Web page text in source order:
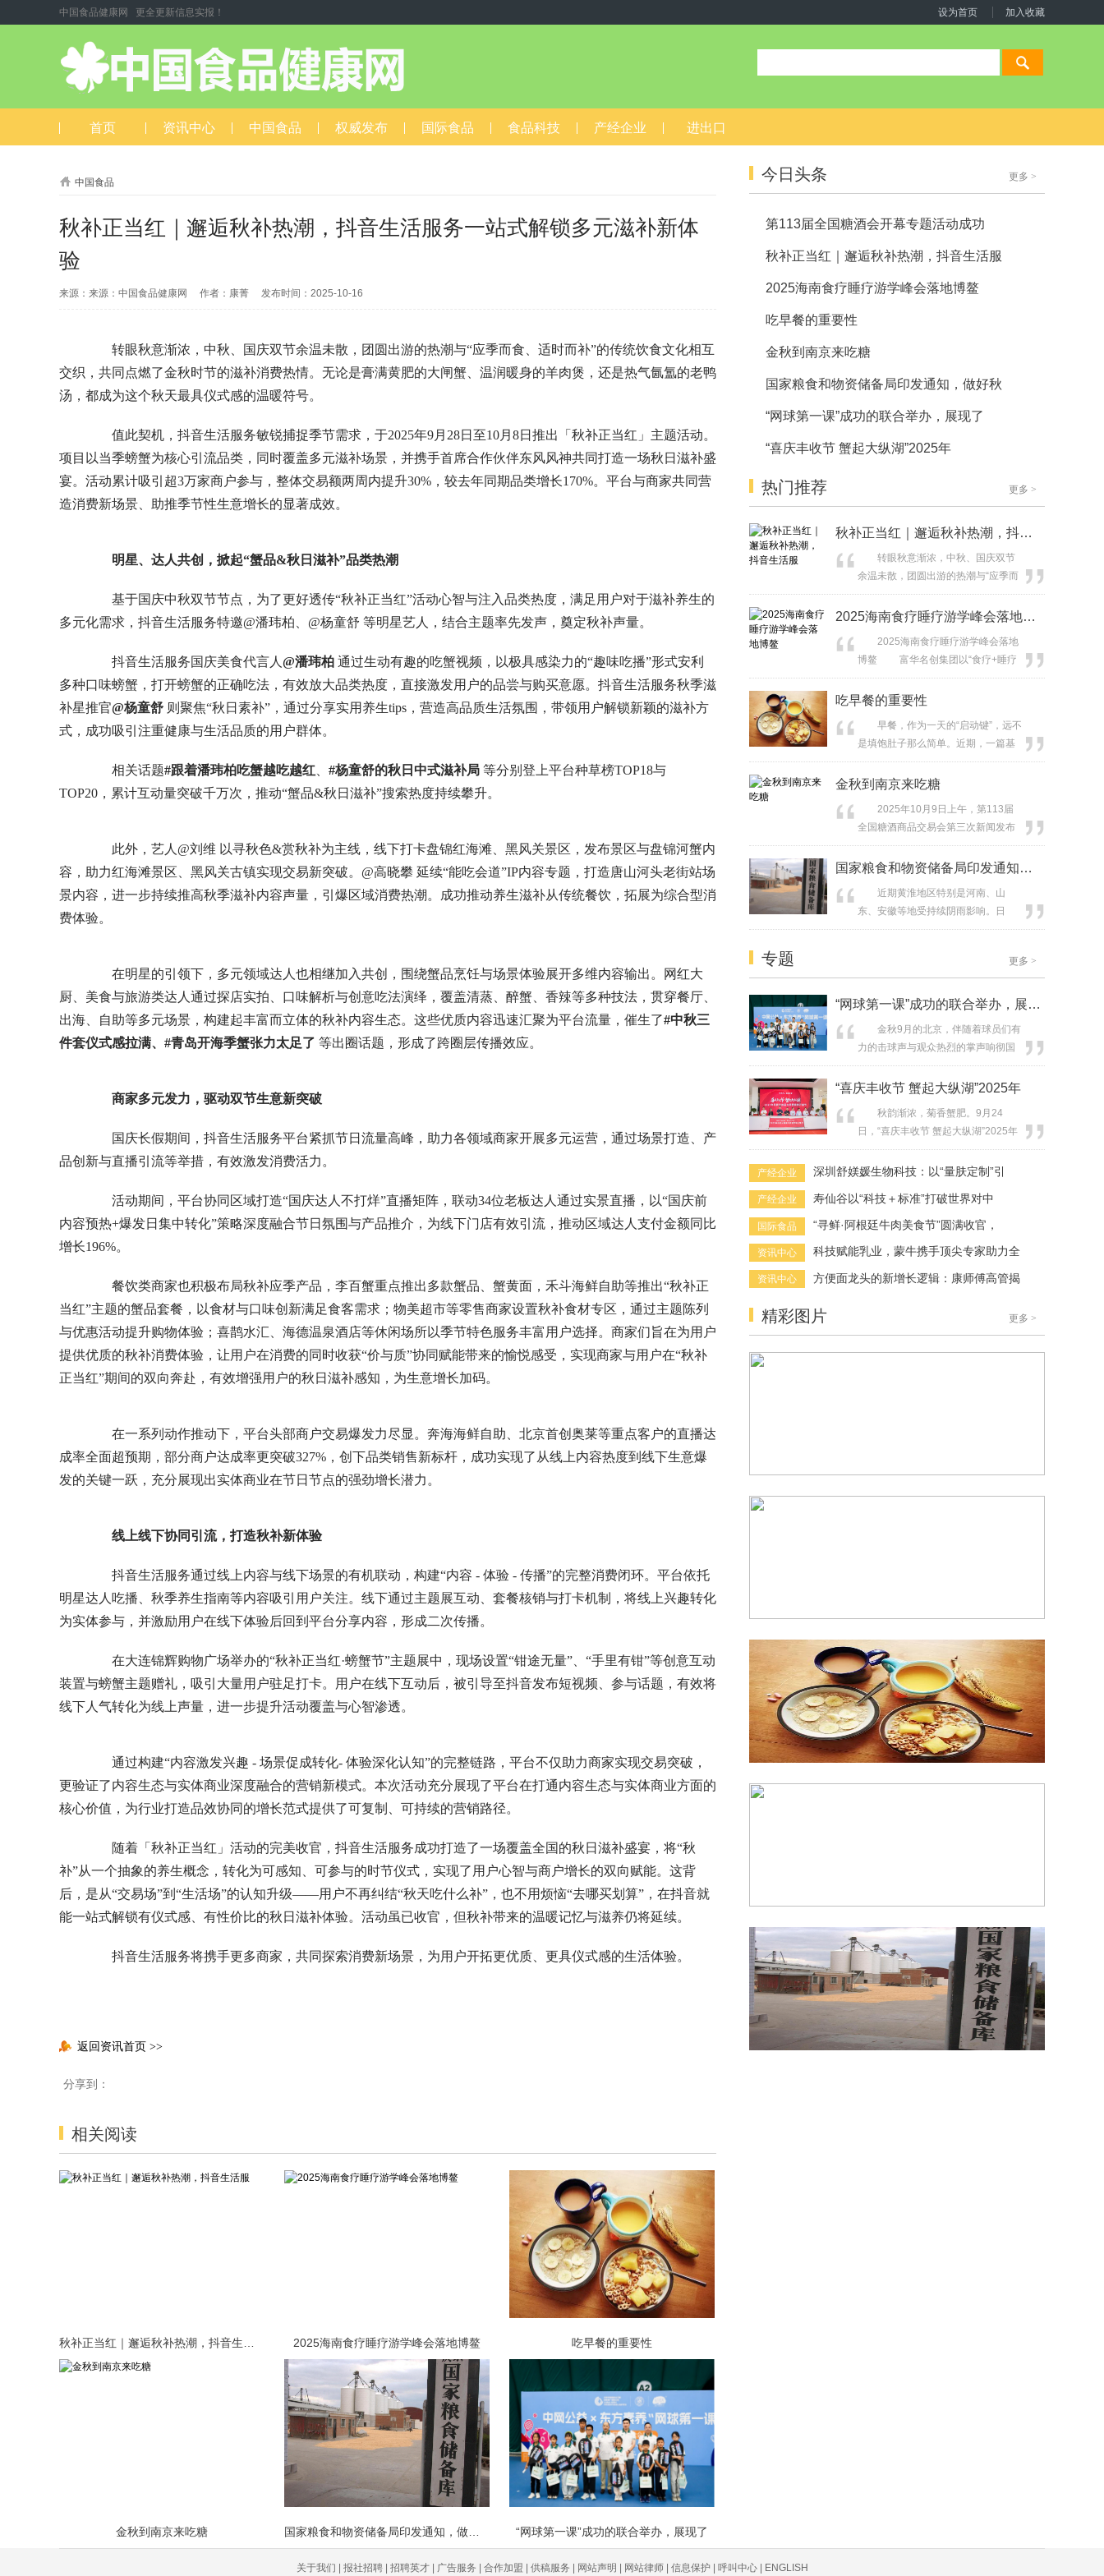
中国食品健康网 更全更新信息实报！ 设为首页 加入收藏
首页 资讯中心 中国食品 权威发布 国际食品 食品科技 产经企业 进出口
中国食品
秋补正当红｜邂逅秋补热潮，抖音生活服务一站式解锁多元滋补新体
验
来源：来源：中国食品健康网 作者：康菁 发布时间：2025-10-16
转眼秋意渐浓，中秋、国庆双节余温未散，团圆出游的热潮与“应季而食、适时而补”的传统饮食文化相互
交织，共同点燃了金秋时节的滋补消费热情。无论是膏满黄肥的大闸蟹、温润暖身的羊肉煲，还是热气氤氲的老鸭
汤，都成为这个秋天最具仪式感的温暖符号。
值此契机，抖音生活服务敏锐捕捉季节需求，于2025年9月28日至10月8日推出「秋补正当红」主题活动。
项目以当季螃蟹为核心引流品类，同时覆盖多元滋补场景，并携手首席合作伙伴东风风神共同打造一场秋日滋补盛
宴。活动累计吸引超3万家商户参与，整体交易额两周内提升30%，较去年同期品类增长170%。平台与商家共同营
造消费新场景、助推季节性生意增长的显著成效。
明星、达人共创，掀起“蟹品&秋日滋补”品类热潮
基于国庆中秋双节节点，为了更好透传“秋补正当红”活动心智与注入品类热度，满足用户对于滋补养生的
多元化需求，抖音生活服务特邀@潘玮柏、@杨童舒 等明星艺人，结合主题率先发声，奠定秋补声量。
抖音生活服务国庆美食代言人 @潘玮柏 通过生动有趣的吃蟹视频，以极具感染力的“趣味吃播”形式安利
多种口味螃蟹，打开螃蟹的正确吃法，有效放大品类热度，直接激发用户的品尝与购买意愿。抖音生活服务秋季滋
补星推官@杨童舒 则聚焦“秋日素补”，通过分享实用养生tips，营造高品质生活氛围，带领用户解锁新颖的滋补方
式，成功吸引注重健康与生活品质的用户群体。
相关话题#跟着潘玮柏吃蟹越吃越红 #杨童舒的秋日中式滋补局 等分别登上平台种草榜TOP18与
TOP20，累计互动量突破千万次，推动“蟹品&秋日滋补”搜索热度持续攀升。
此外，艺人@刘维 以寻秋色&赏秋补为主线，线下打卡盘锦红海滩、黑风关景区，发布景区与盘锦河蟹内
容，助力红海滩景区、黑风关古镇实现交易新突破。@高晓攀 延续“能吃会道”IP内容专题，打造唐山河头老街站场
景内容，进一步持续推高秋季滋补内容声量，引爆区域消费热潮。成功推动养生滋补从传统餐饮，拓展为综合型消
费体验。
在明星的引领下，多元领域达人也相继加入共创，围绕蟹品烹饪与场景体验展开多维内容输出。网红大
厨、美食与旅游类达人通过探店实拍、口味解析与创意吃法演绎，覆盖清蒸、醉蟹、香辣等多种技法，贯穿餐厅、
出海、自助等多元场景，构建起丰富而立体的秋补内容生态。这些优质内容迅速汇聚为平台流量，催生了#中秋三
件套仪式感拉满、#青岛开海季蟹张力太足了 等出圈话题，形成了跨圈层传播效应。
商家多元发力，驱动双节生意新突破
国庆长假期间，抖音生活服务平台紧抓节日流量高峰，助力各领域商家开展多元运营，通过场景打造、产
品创新与直播引流等举措，有效激发消费活力。
活动期间，平台协同区域打造“国庆达人不打烊”直播矩阵，联动34位老板达人通过实景直播，以“国庆前
内容预热+爆发日集中转化”策略深度融合节日氛围与产品推介，为线下门店有效引流，推动区域达人支付金额同比
增长196%。
餐饮类商家也积极布局秋补应季产品，李百蟹重点推出多款蟹品、蟹黄面，禾斗海鲜自助等推出“秋补正
当红”主题的蟹品套餐，以食材与口味创新满足食客需求；物美超市等零售商家设置秋补食材专区，通过主题陈列
与优惠活动提升购物体验；喜鹊水汇、海德温泉酒店等休闲场所以季节特色服务丰富用户选择。商家们旨在为用户
提供优质的秋补消费体验，让用户在消费的同时收获“价与质”协同赋能带来的愉悦感受，实现商家与用户在“秋补
正当红”期间的双向奔赴，有效增强用户的秋日滋补感知，为生意增长加码。
在一系列动作推动下，平台头部商户交易爆发力尽显。奔海海鲜自助、北京首创奥莱等重点客户的直播达
成率全面超预期，部分商户达成率更突破327%，创下品类销售新标杆，成功实现了从线上内容热度到线下生意爆
发的关键一跃，充分展现出实体商业在节日节点的强劲增长潜力。
线上线下协同引流，打造秋补新体验
抖音生活服务通过线上内容与线下场景的有机联动，构建“内容 - 体验 - 传播”的完整消费闭环。平台依托
明星达人吃播、秋季养生指南等内容吸引用户关注。线下通过主题展互动、套餐核销与打卡机制，将线上兴趣转化
为实体参与，并激励用户在线下体验后回到平台分享内容，形成二次传播。
在大连锦辉购物广场举办的“秋补正当红·螃蟹节”主题展中，现场设置“钳途无量”、“手里有钳”等创意互动
装置与螃蟹主题赠礼，吸引大量用户驻足打卡。用户在线下互动后，被引导至抖音发布短视频、参与话题，有效将
线下人气转化为线上声量，进一步提升活动覆盖与心智渗透。
通过构建“内容激发兴趣 - 场景促成转化- 体验深化认知”的完整链路，平台不仅助力商家实现交易突破，
更验证了内容生态与实体商业深度融合的营销新模式。本次活动充分展现了平台在打通内容生态与实体商业方面的
核心价值，为行业打造品效协同的增长范式提供了可复制、可持续的营销路径。
随着「秋补正当红」活动的完美收官，抖音生活服务成功打造了一场覆盖全国的秋日滋补盛宴，将“秋
补”从一个抽象的养生概念，转化为可感知、可参与的时节仪式，实现了用户心智与商户增长的双向赋能。这背
后，是从“交易场”到“生活场”的认知升级——用户不再纠结“秋天吃什么补”，也不用烦恼“去哪买划算”，在抖音就
能一站式解锁有仪式感、有性价比的秋日滋补体验。活动虽已收官，但秋补带来的温暖记忆与滋养仍将延续。
抖音生活服务将携手更多商家，共同探索消费新场景，为用户开拓更优质、更具仪式感的生活体验。
返回资讯首页 >>
分享到：
相关阅读
2025海南食疗睡疗游学峰会落地博鳌 吃早餐的重要性
金秋到南京来吃糖 “网球第一课”成功的联合举办，展现了
今日头条 更多 >
第113届全国糖酒会开幕专题活动成功
秋补正当红｜邂逅秋补热潮，抖音生活服
2025海南食疗睡疗游学峰会落地博鳌
吃早餐的重要性
金秋到南京来吃糖
国家粮食和物资储备局印发通知，做好秋
“网球第一课”成功的联合举办，展现了
“喜庆丰收节 蟹起大纵湖”2025年
热门推荐 更多 >
秋补正当红｜邂逅秋补热潮，抖音生活服
转眼秋意渐浓，中秋、国庆双节
余温未散，团圆出游的热潮与“应季而
食、适时而补”的传统饮食文化相互交
织，共同点燃了金秋时节的滋补消费
润暖身的羊肉煲，还是热气氤氲的老
鸭汤，都成为这个秋天最具仪式感的
服务敏锐捕捉季节需求，于2025年9
2025海南食疗睡疗游学峰会落地博鳌
2025海南食疗睡疗游学峰会落地
博鳌 富华名创集团以“食疗+睡疗
+心灵疗愈”构建健康新生态 2025
年10月29-31日，富华名创集团食疗
会议中心启幕，本次峰会在“中药遇见
AI睡眠”核心主题基础上，创新融入心
眠、心灵疗愈养心...
吃早餐的重要性
早餐，作为一天的“启动键”，远不
是填饱肚子那么简单。近期，一篇基
于英国曼彻斯特大学纵向认知老龄化
的观察性研究，探讨了老年人进餐时
和死亡率之间的关系，首次系统指
出，早餐时间每推迟1小时，长期全因
学在老年健康干预中的应用提供了重
要实...
金秋到南京来吃糖
2025年10月9日上午，第113届
全国糖酒商品交易会第三次新闻发布
会在南京举行。发布会通报了此前启
动的展城融合活动——“秋糖季”的阶段
展会筹备工作已进入倒计时，第113届
糖酒会将于2025年10月16日至18日
国家粮食和物资储备局印发通知，做好秋
近期黄淮地区特别是河南、山
东、安徽等地受持续阴雨影响。日
前，国家粮食和物资储备局印发通
影响、进一步做好秋粮产后服务和收
求，相关省份粮食和储备部门要进一
量，主动担当作为，强化统筹组织和
协同联动，根据天气变...
专题 更多 >
“网球第一课”成功的联合举办，展现了
金秋9月的北京，伴随着球员们有
力的击球声与观众热烈的掌声响彻国
家网球中心，2025中国网球公开赛
（以下简称中网）迎来了赛期高潮，
营养品供应商，连续两年亮相中网赛
事现场。而在球馆的另一边，东方素
有限公司、中国宋庆龄青少年科技文
化交流中...
“喜庆丰收节 蟹起大纵湖”2025年
秋韵渐浓，菊香蟹肥。9月24
日，“喜庆丰收节 蟹起大纵湖”2025年
苏状元首届大闸蟹尝鲜开捕节，在苏
状元盐城大纵湖大闸蟹产业园举行，
捕上市。活动现场，苏状元与鲜之
都、铭治集团举行战略签约仪式，旨
牌营销等全产业链核心环节，通过科...
产经企业 深圳舒媄媛生物科技：以“量肤定制”引
产经企业 ​寿仙谷以“科技＋标准”打破世界对中
国际食品 “寻鲜·阿根廷牛肉美食节”圆满收官，
资讯中心 科技赋能乳业，蒙牛携手顶尖专家助力全
资讯中心 方便面龙头的新增长逻辑：康师傅高管揭
精彩图片 更多 >
关于我们 | 报社招聘 | 招聘英才 | 广告服务 | 合作加盟 | 供稿服务 | 网站声明 | 网站律师 | 信息保护 | 呼叫中心 | ENGLISH